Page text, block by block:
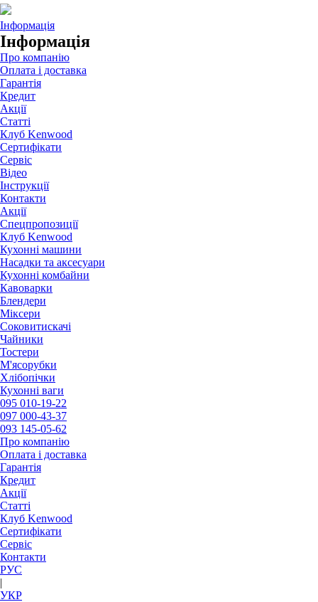
Інформація
Інформація
Про компанію
Оплата і доставка
Гарантія
Кредит
Акції
Статті
Клуб Kenwood
Сертифікати
Сервіс
Відео
Інструкції
Контакти
Акції
Спецпропозиції
Клуб Kenwood
Кухонні машини
Насадки та аксесуари
Кухонні комбайни
Кавоварки
Блендери
Міксери
Соковитискачі
Чайники
Тостери
М'ясорубки
Хлібопічки
Кухонні ваги
095 010-19-22
097 000-43-37
093 145-05-62
Про компанію
Оплата і доставка
Гарантія
Кредит
Акції
Статті
Клуб Kenwood
Сертифікати
Сервіс
Контакти
РУC
|
УКР